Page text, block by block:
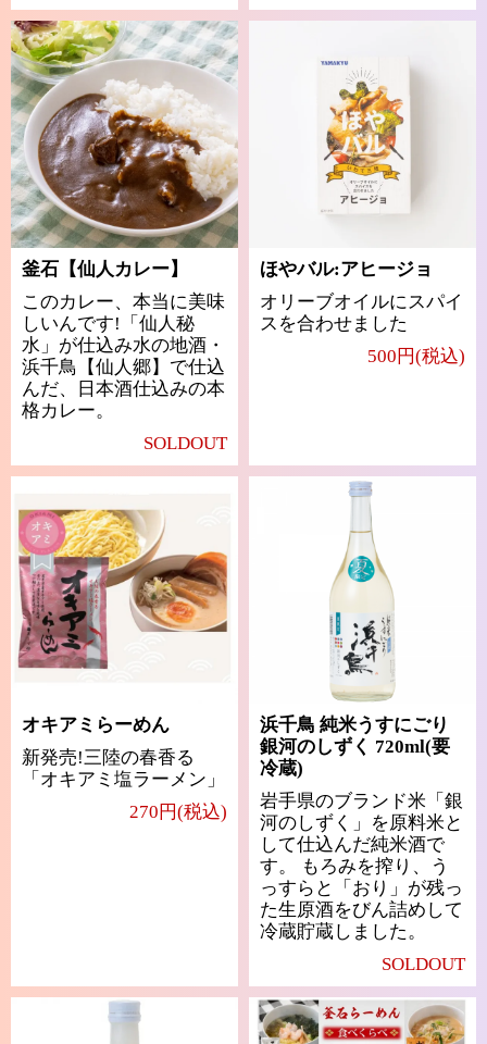
釜石【仙人カレー】
このカレー、本当に美味
しいんです!「仙人秘
水」が仕込み水の地酒・
浜千鳥【仙人郷】で仕込
んだ、日本酒仕込みの本
格カレー。
SOLDOUT
ほやバル:アヒージョ
オリーブオイルにスパイ
スを合わせました
500円(税込)
オキアミらーめん
新発売!三陸の春香る
「オキアミ塩ラーメン」
270円(税込)
浜千鳥 純米うすにごり
銀河のしずく 720ml(要
冷蔵)
岩手県のブランド米「銀
河のしずく」を原料米と
して仕込んだ純米酒で
す。 もろみを搾り、う
っすらと「おり」が残っ
た生原酒をびん詰めして
冷蔵貯蔵しました。
SOLDOUT